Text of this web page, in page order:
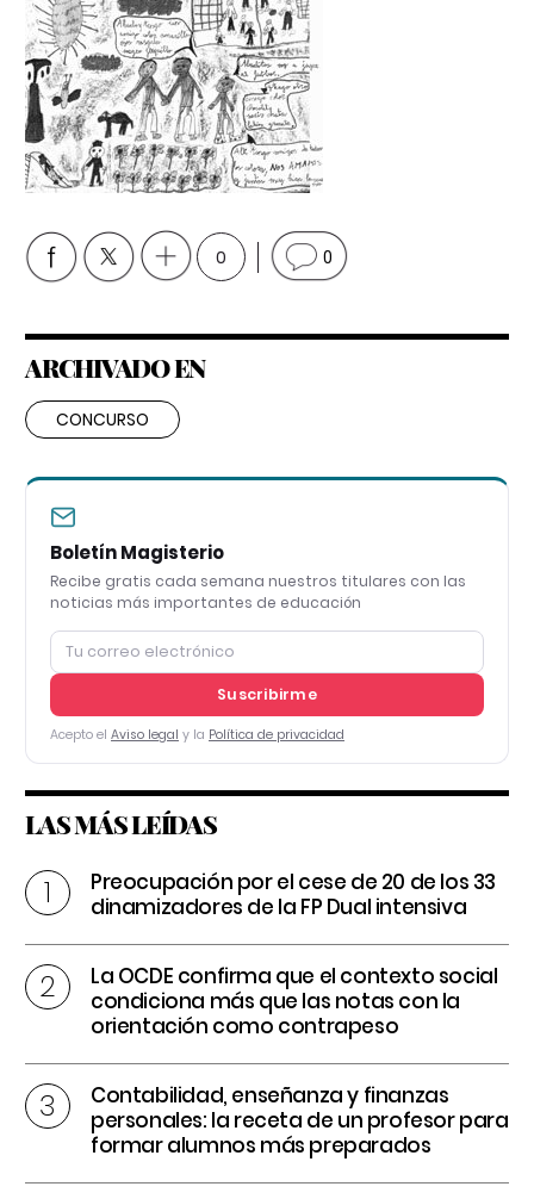
0 0
ARCHIVADO EN
CONCURSO
Boletín Magisterio
Recibe gratis cada semana nuestros titulares con las
noticias más importantes de educación
Suscribirme
Acepto el Aviso legal y la Política de privacidad
LAS MÁS LEÍDAS
Preocupación por el cese de 20 de los 33
dinamizadores de la FP Dual intensiva
La OCDE confirma que el contexto social
condiciona más que las notas con la
orientación como contrapeso
Contabilidad, enseñanza y finanzas
personales: la receta de un profesor para
formar alumnos más preparados